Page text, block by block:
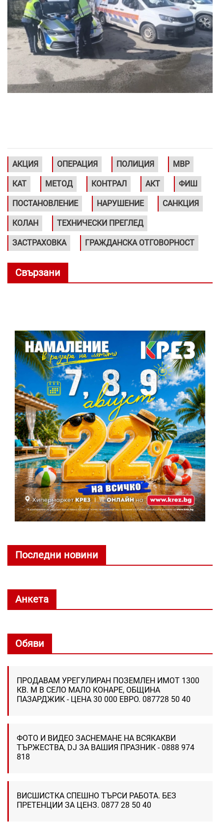
АКЦИЯ ОПЕРАЦИЯ ПОЛИЦИЯ МВР
КАТ МЕТОД КОНТРАЛ АКТ ФИШ
ПОСТАНОВЛЕНИЕ НАРУШЕНИЕ САНКЦИЯ
КОЛАН ТЕХНИЧЕСКИ ПРЕГЛЕД
ЗАСТРАХОВКА ГРАЖДАНСКА ОТГОВОРНОСТ
Свързани
Последни новини
Анкета
Обяви
ПРОДАВАМ УРЕГУЛИРАН ПОЗЕМЛЕН ИМОТ 1300
КВ. М В СЕЛО МАЛО КОНАРЕ, ОБЩИНА
ПАЗАРДЖИК - ЦЕНА 30 000 ЕВРО. 087728 50 40
ФОТО И ВИДЕО ЗАСНЕМАНЕ НА ВСЯКАКВИ
ТЪРЖЕСТВА, DJ ЗА ВАШИЯ ПРАЗНИК - 0888 974
818
ВИСШИСТКА СПЕШНО ТЪРСИ РАБОТА. БЕЗ
ПРЕТЕНЦИИ ЗА ЦЕНЗ. 0877 28 50 40